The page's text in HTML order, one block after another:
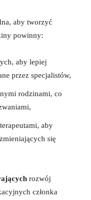
aby tworzyć
powinny:
aby lepiej
przez specjalistów,
rodzinami, co
aby
się
rozwój
członka